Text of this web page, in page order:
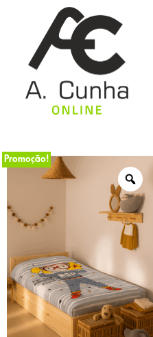
Promoção!